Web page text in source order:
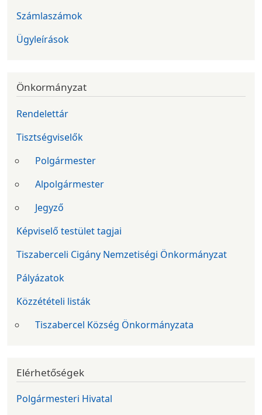
Számlaszámok
Ügyleírások
Önkormányzat
Rendelettár
Tisztségviselők
Polgármester
Alpolgármester
Jegyző
Képviselő testület tagjai
Tiszaberceli Cigány Nemzetiségi Önkormányzat
Pályázatok
Közzétételi listák
Tiszabercel Község Önkormányzata
Elérhetőségek
Polgármesteri Hivatal